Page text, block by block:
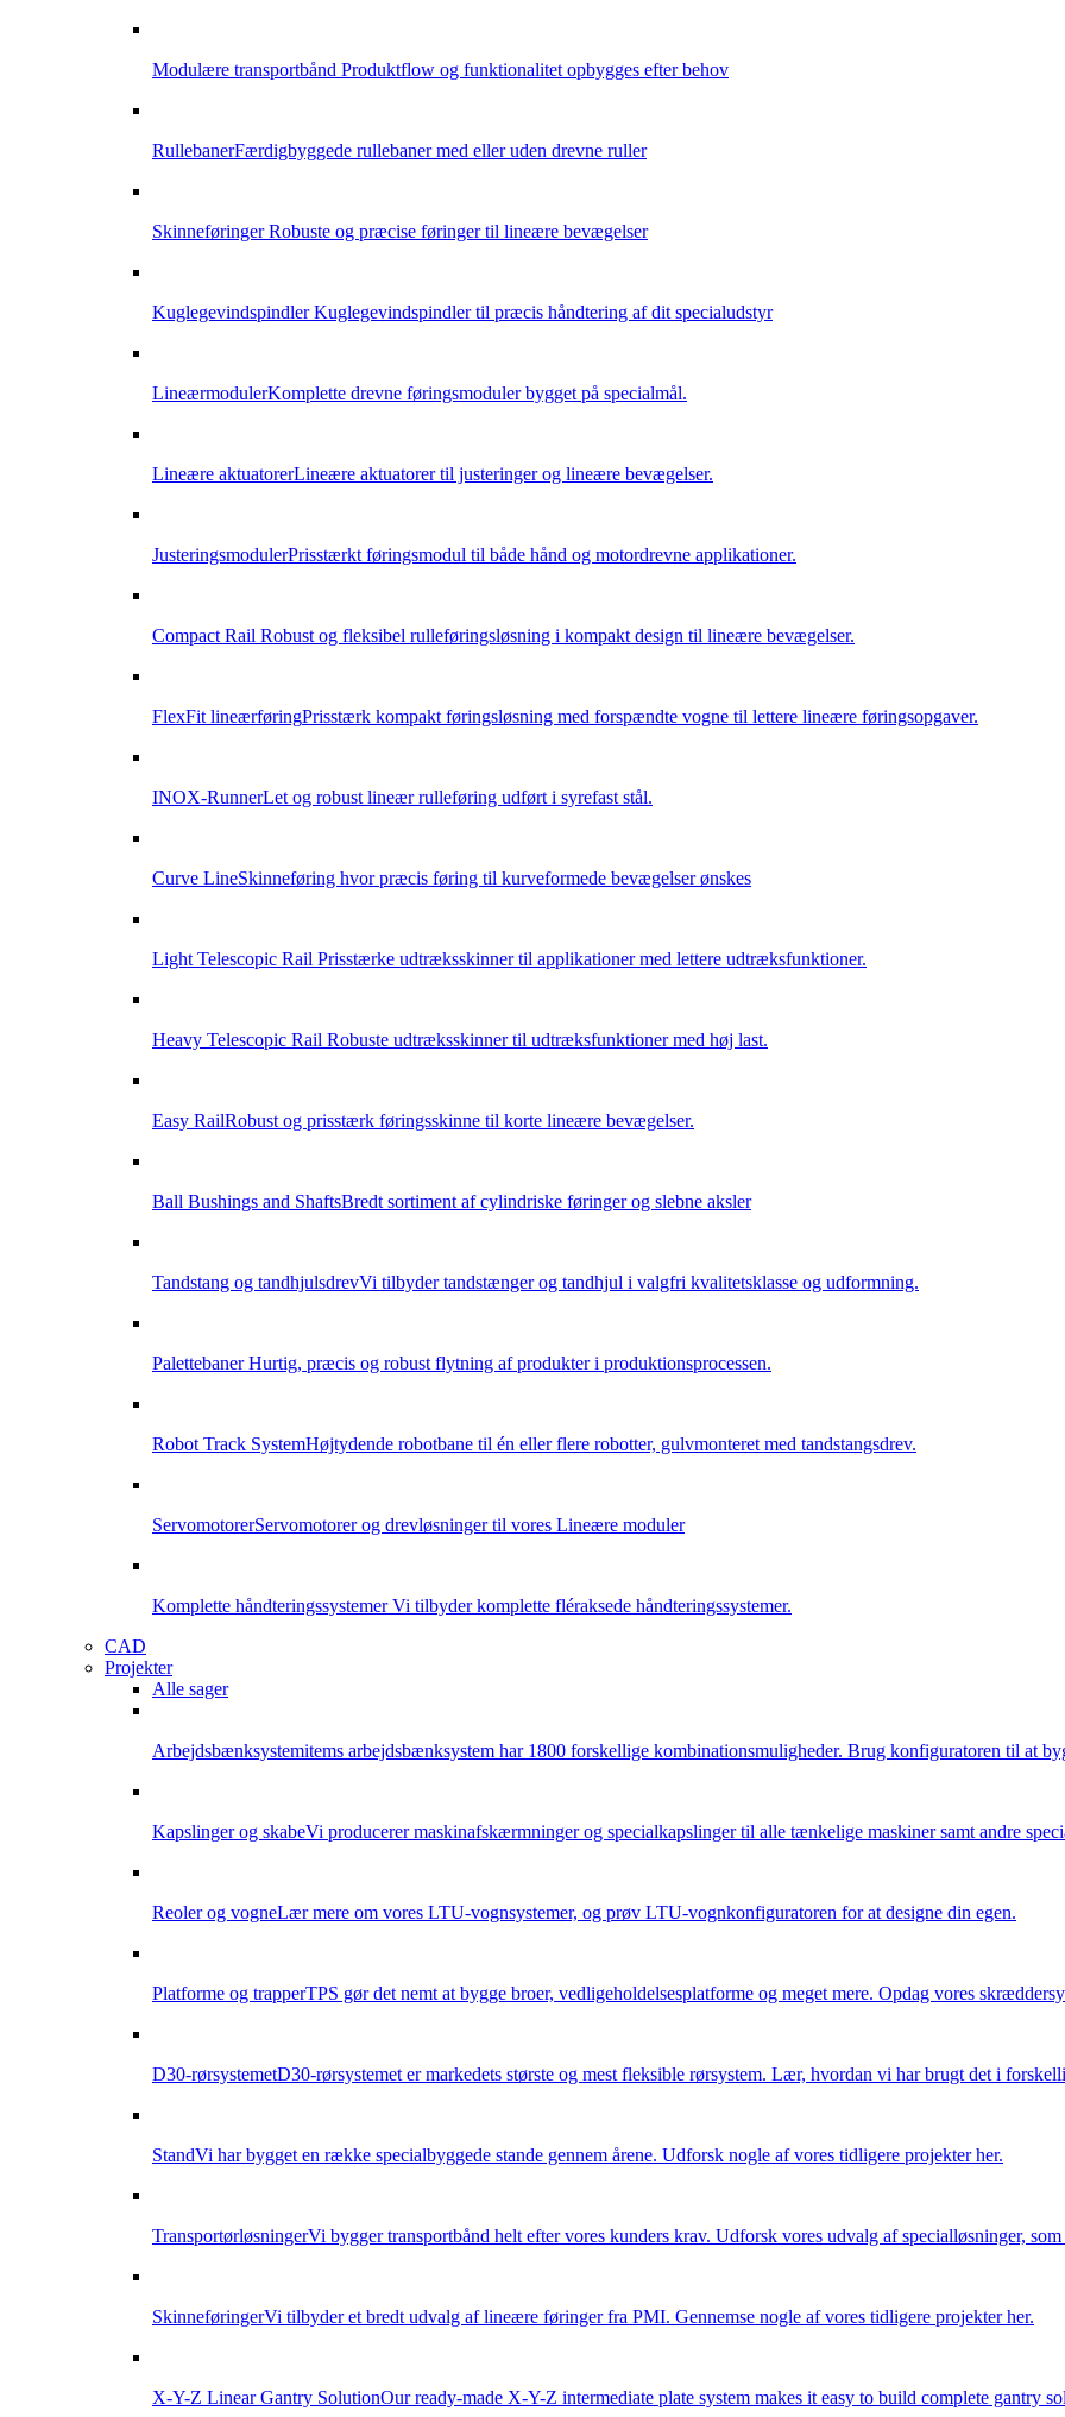
Modulære transportbånd Produktflow og funktionalitet opbygges efter behov
RullebanerFærdigbyggede rullebaner med eller uden drevne ruller
SkinneføringerRobuste og præcise føringer til lineære bevægelser
KuglegevindspindlerKuglegevindspindler til præcis håndtering af dit specialudstyr
LineærmodulerKomplette drevne føringsmoduler bygget på specialmål.
Lineære aktuatorerLineære aktuatorer til justeringer og lineære bevægelser.
JusteringsmodulerPrisstærkt føringsmodul til både hånd og motordrevne applikationer.
Compact Rail Robust og fleksibel rulleføringsløsning i kompakt design til lineære bevægelser.
FlexFit lineærføringPrisstærk kompakt føringsløsning med forspændte vogne til lettere lineære føringsopgaver.
INOX-RunnerLet og robust lineær rulleføring udført i syrefast stål.
Curve LineSkinneføring hvor præcis føring til kurveformede bevægelser ønskes
Light Telescopic Rail Prisstærke udtræksskinner til applikationer med lettere udtræksfunktioner.
Heavy Telescopic Rail Robuste udtræksskinner til udtræksfunktioner med høj last.
Easy RailRobust og prisstærk føringsskinne til korte lineære bevægelser.
Ball Bushings and ShaftsBredt sortiment af cylindriske føringer og slebne aksler
Tandstang og tandhjulsdrevVi tilbyder tandstænger og tandhjul i valgfri kvalitetsklasse og udformning.
PalettebanerHurtig, præcis og robust flytning af produkter i produktionsprocessen.
Robot Track SystemHøjtydende robotbane til én eller flere robotter, gulvmonteret med tandstangsdrev.
ServomotorerServomotorer og drevløsninger til vores Lineære moduler
Komplette håndteringssystemerVi tilbyder komplette fléraksede håndteringssystemer.
CAD
Projekter
Alle sager
Arbejdsbænksystemitems arbejdsbænksystem har 1800 forskellige kombinationsmuligheder. Brug konfiguratoren til at
Kapslinger og skabeVi producerer maskinafskærmninger og specialkapslinger til alle tænkelige maskiner samt andre
Reoler og vogneLær mere om vores LTU-vognsystemer, og prøv LTU-vognkonfiguratoren for at designe din egen.
Platforme og trapperTPS gør det nemt at bygge broer, vedligeholdelsesplatforme og meget mere. Opdag vores
D30-rørsystemetD30-rørsystemet er markedets største og mest fleksible rørsystem. Lær, hvordan vi har brugt det i
StandVi har bygget en række specialbyggede stande gennem årene. Udforsk nogle af vores tidligere projekter her.
TransportørløsningerVi bygger transportbånd helt efter vores kunders krav. Udforsk vores udvalg af specialløsninger,
SkinneføringerVi tilbyder et bredt udvalg af lineære føringer fra PMI. Gennemse nogle af vores tidligere projekter her.
X-Y-Z Linear Gantry SolutionOur ready-made X-Y-Z intermediate plate system makes it easy to build complete gantry